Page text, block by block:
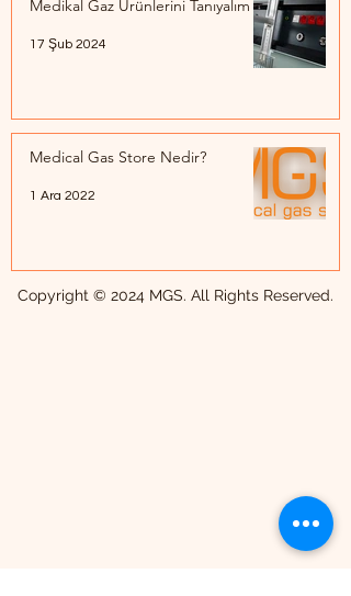
Medikal Gaz Ürünlerini Tanıyalım
17 Şub 2024
Medical Gas Store Nedir?
1 Ara 2022
Copyright © 2024 MGS. All Rights Reserved.